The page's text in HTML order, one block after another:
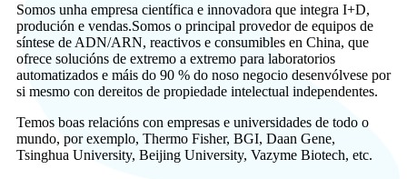
Somos unha empresa científica e innovadora que integra I+D,
produción e vendas.Somos o principal provedor de equipos de
síntese de ADN/ARN, reactivos e consumibles en China, que
ofrece solucións de extremo a extremo para laboratorios
automatizados e máis do 90 % do noso negocio desenvólvese por
si mesmo con dereitos de propiedade intelectual independentes.
Temos boas relacións con empresas e universidades de todo o
mundo, por exemplo, Thermo Fisher, BGI, Daan Gene,
Tsinghua University, Beijing University, Vazyme Biotech, etc.